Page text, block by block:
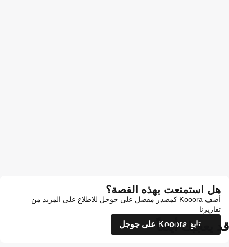
هل استمتعت بهذه القصة؟
أضف Kooora كمصدر مفضل على جوجل للاطلاع على المزيد من
تقاريرنا
تابع Kooora على جوجل
قد يعجبك أيضاً